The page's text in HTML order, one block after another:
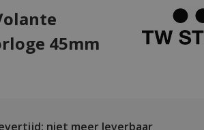
45mm
niet meer leverbaar